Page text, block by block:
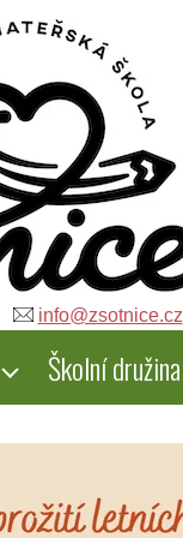
info@zsotnice.cz
Školní družina